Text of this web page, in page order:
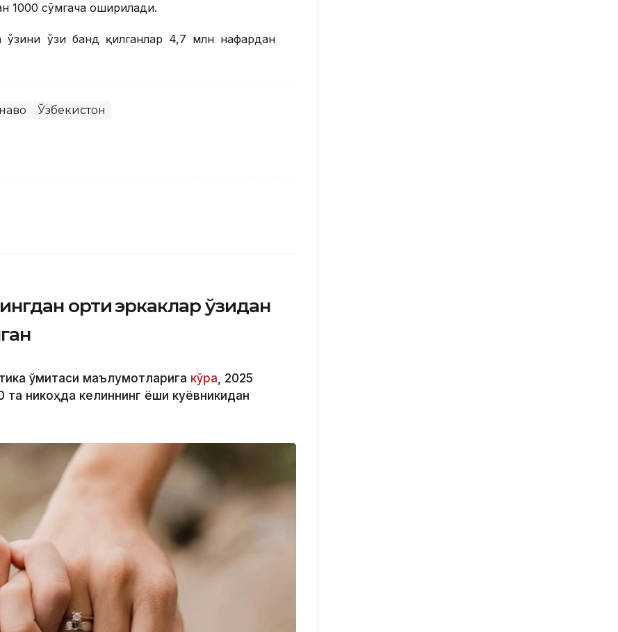
1000 сўмгача оширилади.
ўзини ўзи банд қилганлар 4,7 млн нафардан
Ўзбекистон
ортиқ эркаклар ўзидан
қўмитаси маълумотларига кўра, 2025
та никоҳда келиннинг ёши куёвникидан